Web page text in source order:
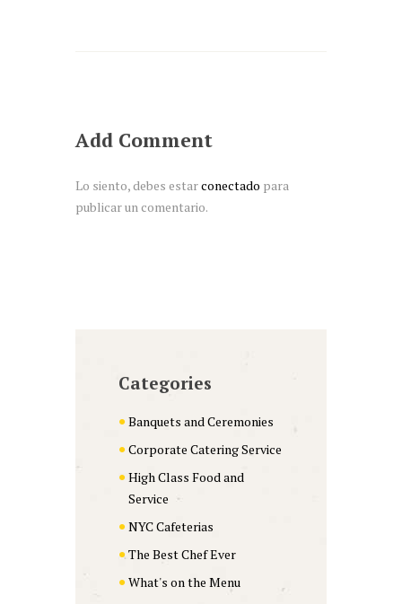
Add Comment
Lo siento, debes estarconectado para
publicar un comentario.
Categories
Banquets and Ceremonies
Corporate Catering Service
High Class Food and
Service
NYC Cafeterias
The Best Chef Ever
What's on the Menu